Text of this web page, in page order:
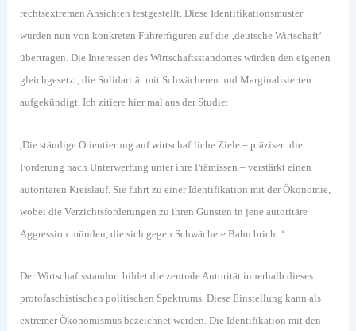
rechtsextremen Ansichten festgestellt. Diese Identifikationsmuster
würden nun von konkreten Führerfiguren auf die ‚deutsche Wirtschaft‘
übertragen. Die Interessen des Wirtschaftsstandortes würden den eigenen
gleichgesetzt, die Solidarität mit Schwächeren und Marginalisierten
aufgekündigt. Ich zitiere hier mal aus der Studie:
‚Die ständige Orientierung auf wirtschaftliche Ziele – präziser: die
Forderung nach Unterwerfung unter ihre Prämissen – verstärkt einen
autoritären Kreislauf. Sie führt zu einer Identifikation mit der Ökonomie,
wobei die Verzichtsforderungen zu ihren Gunsten in jene autoritäre
Aggression münden, die sich gegen Schwächere Bahn bricht.‘
Der Wirtschaftsstandort bildet die zentrale Autorität innerhalb dieses
protofaschistischen politischen Spektrums. Diese Einstellung kann als
extremer Ökonomismus bezeichnet werden. Die Identifikation mit den